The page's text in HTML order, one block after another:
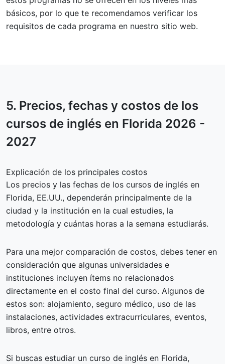
básicos, por lo que te recomendamos verificar los
requisitos de cada programa en nuestro sitio web.
5. Precios, fechas y costos de los
cursos de inglés en Florida 2026 -
2027
Explicación de los principales costos
Los precios y las fechas de los cursos de inglés en
Florida, EE.UU., dependerán principalmente de la
ciudad y la institución en la cual estudies, la
metodología y cuántas horas a la semana estudiarás.
Para una mejor comparación de costos, debes tener en
consideración que algunas universidades e
instituciones incluyen ítems no relacionados
directamente en el costo final del curso. Algunos de
estos son: alojamiento, seguro médico, uso de las
instalaciones, actividades extracurriculares, eventos,
libros, entre otros.
Si buscas estudiar un curso de inglés en Florida,